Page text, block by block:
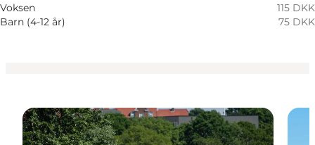
Voksen
115 DKK
Barn (4-12 år)
75 DKK